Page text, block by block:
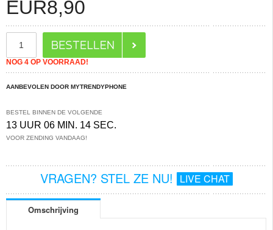
EUR8,90
NOG 4 OP VOORRAAD!
AANBEVOLEN DOOR MYTRENDYPHONE
BESTEL BINNEN DE VOLGENDE
13 UUR 06 MIN. 13 SEC.
VOOR ZENDING VANDAAG!
VRAGEN? STEL ZE NU! LIVE CHAT
Omschrijving